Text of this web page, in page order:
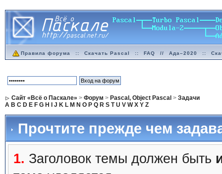
Правила форума :: Скачать Pascal :: FAQ // Ада–2020 ::
Сайт «Всё о Паскале» > Форум > Pascal, Object Pascal > Задачи
A B C D E F G H J K L M N O P Q R S T U V W X Y Z
Прочтите прежде чем
1. Заголовок темы должен быть